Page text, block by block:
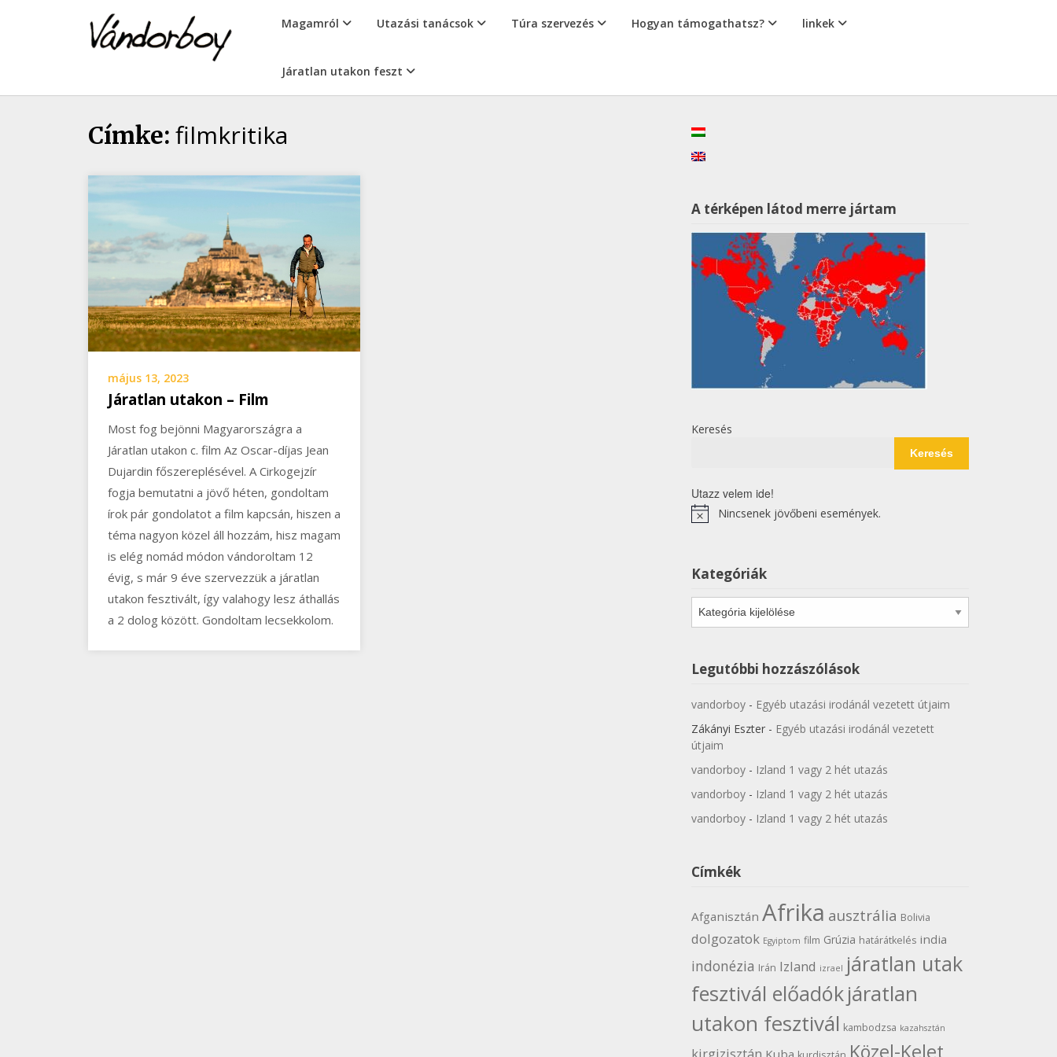
vandorboy
Magamról Utazási tanácsok Túra szervezés Hogyan támogathatsz? linkek
Járatlan utakon feszt
Címke: filmkritika
május 13, 2023
Járatlan utakon – Film
Most fog bejönni Magyarországra a
Járatlan utakon c. film Az Oscar-díjas Jean
Dujardin főszereplésével. A Cirkogejzír
fogja bemutatni a jövő héten, gondoltam
írok pár gondolatot a film kapcsán, hiszen a
téma nagyon közel áll hozzám, hisz magam
is elég nomád módon vándoroltam 12
évig, s már 9 éve szervezzük a járatlan
utakon fesztivált, így valahogy lesz áthallás
a 2 dolog között. Gondoltam lecsekkolom.
A térképen látod merre jártam
Keresés
Keresés
Utazz velem ide!
NoticeNincsenek jövőbeni események.
Kategóriák
Kategóriák
Legutóbbi hozzászólások
vandorboy- Egyéb utazási irodánál vezetett útjaim
Zákányi Eszter- Egyéb utazási irodánál vezetett
útjaim
vandorboy- Izland 1 vagy 2 hét utazás
vandorboy- Izland 1 vagy 2 hét utazás
vandorboy- Izland 1 vagy 2 hét utazás
Címkék
Afganisztán Afrika ausztrália Bolivia
dolgozatok Egyiptom film Grúzia határátkelés india
indonézia Irán Izland izrael járatlan utak
fesztivál előadókjáratlan
utakon fesztivál kambodzsa kazahsztán
kirgizisztán Kuba Közel-Kelet